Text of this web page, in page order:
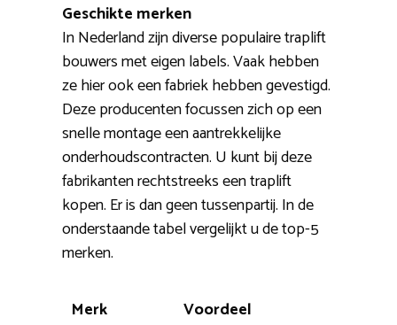
Geschikte merken
In Nederland zijn diverse populaire traplift
bouwers met eigen labels. Vaak hebben
ze hier ook een fabriek hebben gevestigd.
Deze producenten focussen zich op een
snelle montage een aantrekkelijke
onderhoudscontracten. U kunt bij deze
fabrikanten rechtstreeks een traplift
kopen. Er is dan geen tussenpartij. In de
onderstaande tabel vergelijkt u de top-5
merken.
Merk Voordeel